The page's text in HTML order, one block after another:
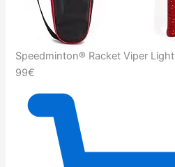
Speedminton® Racket Viper Light
99€